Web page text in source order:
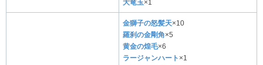
大竜玉×1
金獅子の怒髪天×10
羅刹の金剛角×5
黄金の煌毛×6
ラージャンハート ×1